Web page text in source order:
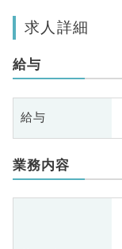
求人詳細
給与
給与
業務内容